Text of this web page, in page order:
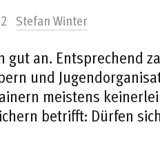
Stefan Winter
an. Entsprechend
und
meistens
betrifft: Dürfen